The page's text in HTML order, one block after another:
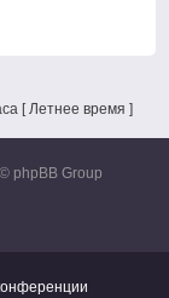
[ Летнее время ]
phpBB Group